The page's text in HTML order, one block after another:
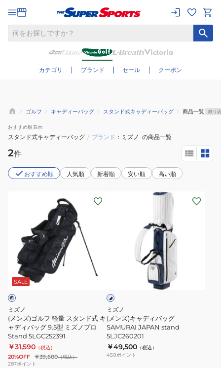
カテゴリ ブランド セール クーポン
さらに絞り込む
ゴルフ キャディーバッグ スタンド式キャディーバッグ 商品一覧 絞り
おすすめ順表示
スタンド式キャディーバッグ / ブランド ミズノ の商品一覧
2件
おすすめ順 人気順 新着順 安い順 高い順
量
ス
タ
ン
ド
式
キ
ャ
SALE
ミズノ
(メンズ)ゴルフ 軽量 スタンド式 キ
ャディバッグ 9.5型 ミズノプロ
Stand 5LGC252391
￥31,590 （税込）
20%OFF ￥39,600（税込）
287ポイント
ッ
グ
SAMURAI
JAPAN
stand
5LJC260201
イ
ビ
ー
ミズノ
(メンズ)キャディバッグ
SAMURAI JAPAN stand
5LJC260201
￥49,500 （税込）
450ポイント